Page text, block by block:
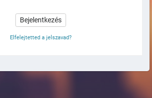
Elfelejtetted a jelszavad?